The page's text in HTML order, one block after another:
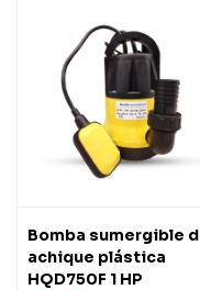
Bomba sumergible
achique plástica
HQD750F 1 HP